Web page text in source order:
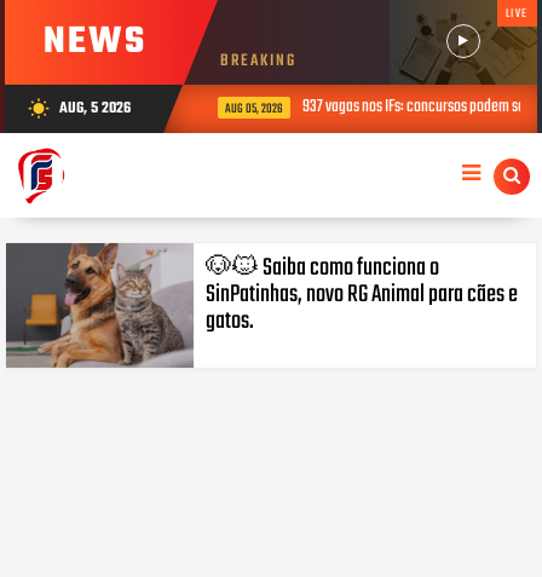
NEWS BREAKING
LIVE
wb_sunny AUG, 5 2026 AUG 05, 2026 937 vagas nos IFs: concursos podem ser
🐶🐱 Saiba como funciona o
SinPatinhas, novo RG Animal para cães e
gatos.